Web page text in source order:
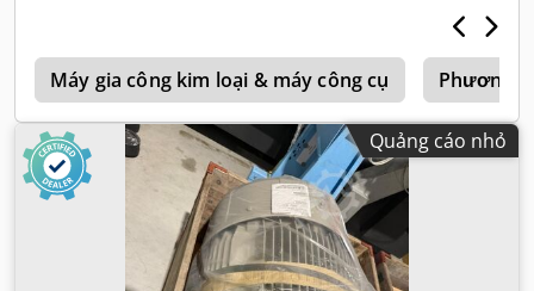
Máy gia công kim loại & máy công cụ Phương
Quảng cáo nhỏ